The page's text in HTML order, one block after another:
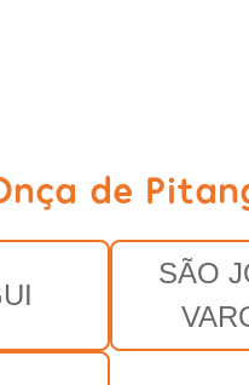
de
SÃO